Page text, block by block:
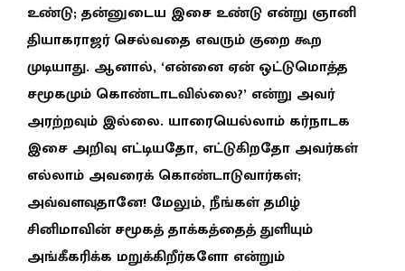
உண்டு; தன்னுடைய இசை உண்டு என்று ஞானி
தியாகராஜர் செல்வதை எவரும் குறை கூற
முடியாது. ஆனால், ‘என்னை ஏன் ஒட்டுமொத்த
சமூகமும் கொண்டாடவில்லை?’ என்று அவர்
அரற்றவும் இல்லை. யாரையெல்லாம் கர்நாடக
இசை அறிவு எட்டியதோ, எட்டுகிறதோ அவர்கள்
எல்லாம் அவரைக் கொண்டாடுவார்கள்;
அவ்வளவுதானே! மேலும், நீங்கள் தமிழ்
சினிமாவின் சமூகத் தாக்கத்தைத் துளியும்
அங்கீகரிக்க மறுக்கிறீர்களோ என்றும்